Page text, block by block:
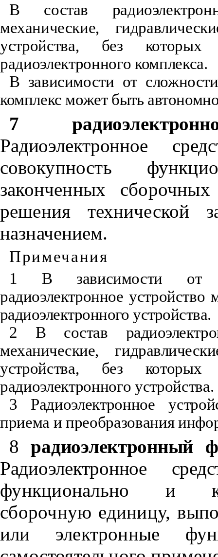
В состав
механические,
устройства, без которых
радиоэлектронного комплекса.
В зависимости от
комплекс может быть
7
Радиоэлектронное
совокупность
законченных
решения технической
назначением.
Примечания
1 В зависимости от
радиоэлектронное
радиоэлектронного устройства.
2 В состав
механические,
устройства, без которых
радиоэлектронного устройства.
3 Радиоэлектронное
приема и преобразования
8 радиоэлектронный
Радиоэлектронное
функционально и
сборочную единицу,
или электронные